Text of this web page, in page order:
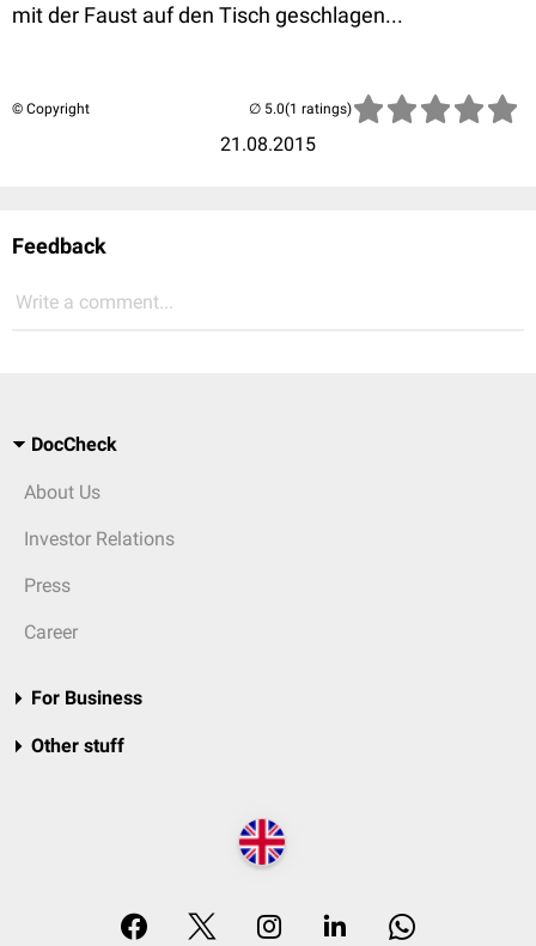
mit der Faust auf den Tisch geschlagen...
© Copyright
21.08.2015
(1 ratings)
Feedback
Write a comment...
DocCheck
About Us
Investor Relations
Press
Career
For Business
Other stuff